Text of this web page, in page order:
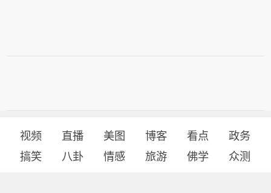
视频 直播 美图 博客 看点
政务
搞笑
八卦 情感 旅游 佛学 众测